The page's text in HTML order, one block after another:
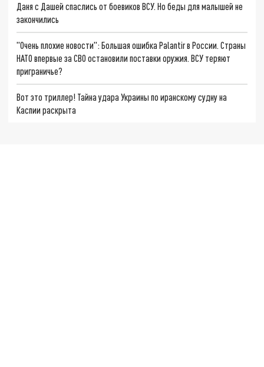
Даня с Дашей спаслись от боевиков ВСУ. Но беды для малышей не
закончились
"Очень плохие новости": Большая ошибка Palantir в России. Страны
НАТО впервые за СВО остановили поставки оружия. ВСУ теряют
приграничье?
Вот это триллер! Тайна удара Украины по иранскому судну на
Каспии раскрыта